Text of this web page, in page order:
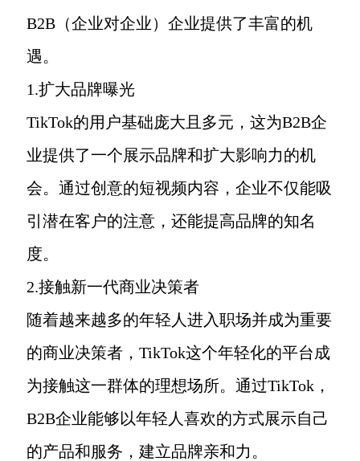
B2B（企业对企业）企业提供了丰富的机
遇。
1.扩大品牌曝光
TikTok的用户基础庞大且多元，这为B2B企
业提供了一个展示品牌和扩大影响力的机
会。通过创意的短视频内容，企业不仅能吸
引潜在客户的注意，还能提高品牌的知名
度。
2.接触新一代商业决策者
随着越来越多的年轻人进入职场并成为重要
的商业决策者，TikTok这个年轻化的平台成
为接触这一群体的理想场所。通过TikTok，
B2B企业能够以年轻人喜欢的方式展示自己
的产品和服务，建立品牌亲和力。